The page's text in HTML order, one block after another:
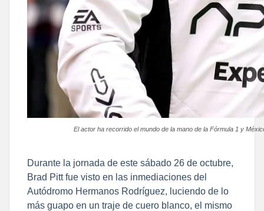
El actor ha recorrido el mundo de la mano de la Fórmula 1 y
Durante la jornada de este sábado 26 de octubre,
Brad Pitt fue visto en las inmediaciones del
Autódromo Hermanos Rodríguez, luciendo de lo
más guapo en un traje de cuero blanco, el mismo